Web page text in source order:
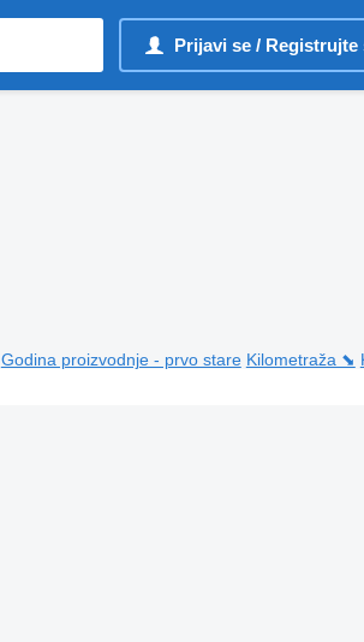
Prijavi se / Registrujte
Godina proizvodnje - prvo stare Kilometraža ⬊